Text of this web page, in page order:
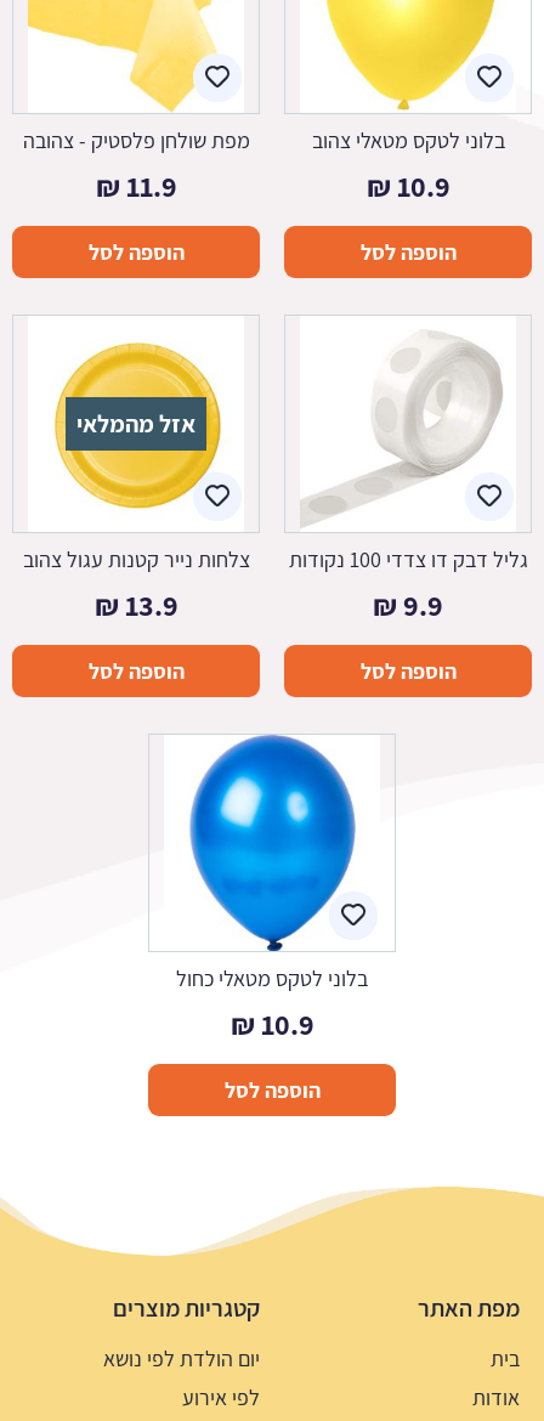
בלוני לטקס מטאלי צהוב
10.9
₪
הוספה לסל
מפת שולחן פלסטיק - צהובה
11.9
₪
הוספה לסל
גליל דבק דו צדדי 100 נקודות
9.9
₪
הוספה לסל
אזל מהמלאי
צלחות נייר קטנות עגול צהוב
13.9
₪
הוספה לסל
בלוני לטקס מטאלי כחול
10.9
₪
הוספה לסל
מפת האתר
בית
אודות
קטגריות מוצרים
יום הולדת לפי נושא
לפי אירוע